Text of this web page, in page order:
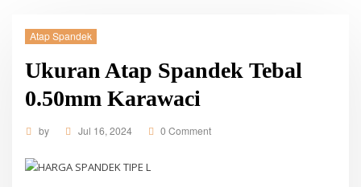
Atap Spandek
Ukuran Atap Spandek Tebal
0.50mm Karawaci
by Jul 16, 2024 0 Comment